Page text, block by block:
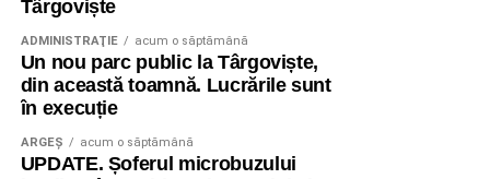
Târgoviște
ADMINISTRAŢIE acum o săptămână
Un nou parc public la Târgoviște,
din această toamnă. Lucrările sunt
în execuție
ARGEȘ acum o săptămână
UPDATE. Șoferul microbuzului